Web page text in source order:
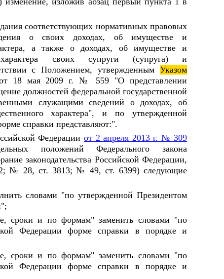
соответствующих нормативных правовых
о своих доходах, об имуществе и
а также о доходах, об имуществе и
характера своих супруги (супруга) и
с Положением, утвержденным Указом
от 18 мая 2009 г. № 559 "О представлении
должностей федеральной государственной
служащими сведений о доходах, об
характера", и по утвержденной
справки представляют:".
Федерацииот 2 апреля 2013 г. № 309
положений Федерального закона
законодательства Российской Федерации,
№ 28, ст. 3813; № 49, ст. 6399) следующие
словами "по утвержденной Президентом
сроки и по формам" заменить словами "по
Федерации форме справки в порядке и
сроки и по формам" заменить словами "по
Федерации форме справки в порядке и